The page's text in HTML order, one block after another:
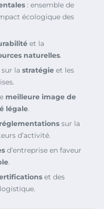
: ensemble de
écologique des
et la
naturelles.
la stratégie et les
meilleure image de
légale.
réglementations sur la
d’activité.
d’entreprise en faveur
.
et des